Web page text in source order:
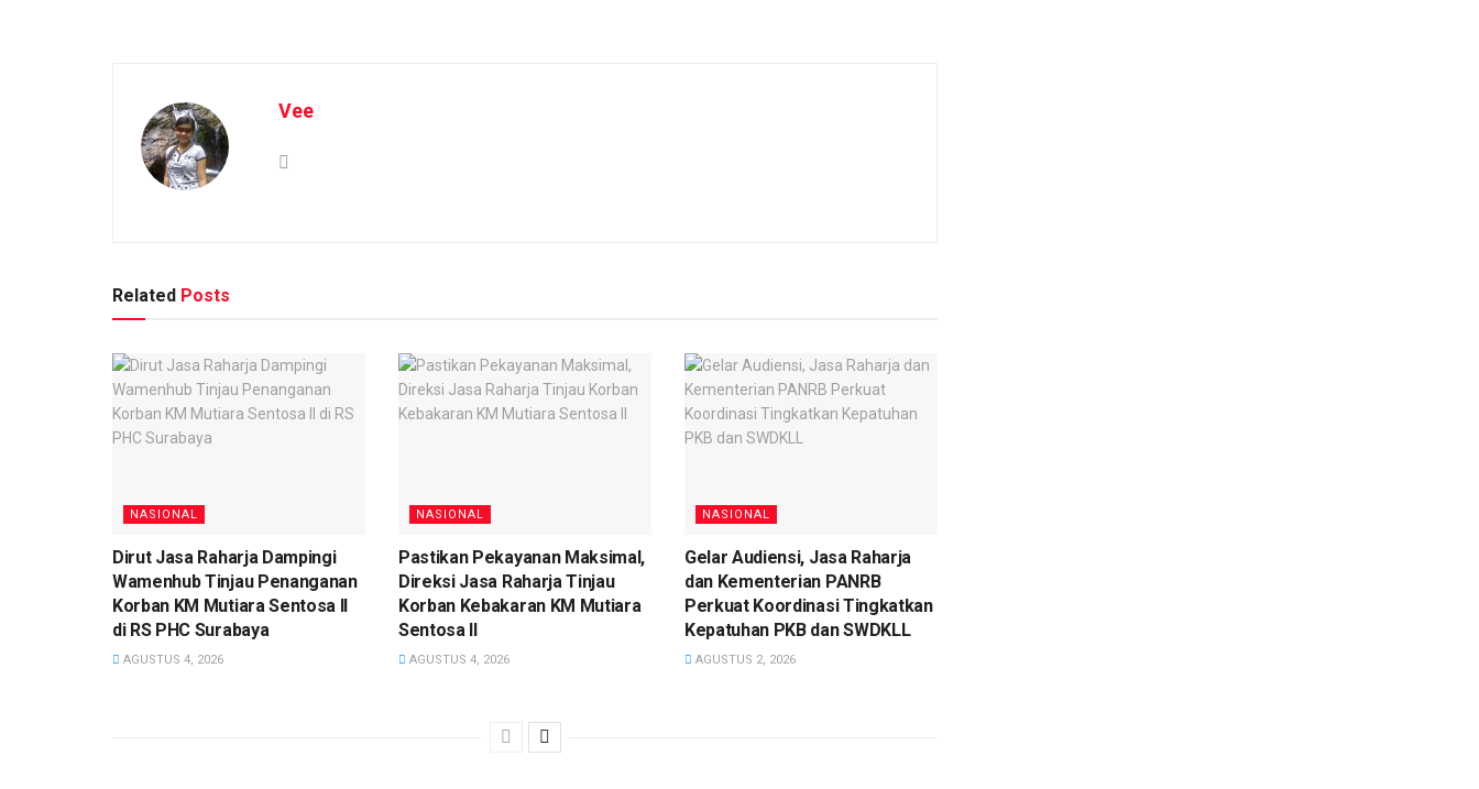
Vee
Related Posts
NASIONAL
Dirut Jasa Raharja Dampingi
Wamenhub Tinjau Penanganan
Korban KM Mutiara Sentosa II
di RS PHC Surabaya
AGUSTUS 4, 2026
NASIONAL
Pastikan Pekayanan Maksimal,
Direksi Jasa Raharja Tinjau
Korban Kebakaran KM Mutiara
Sentosa II
AGUSTUS 4, 2026
NASIONAL
Gelar Audiensi, Jasa Raharja
dan Kementerian PANRB
Perkuat Koordinasi Tingkatkan
Kepatuhan PKB dan SWDKLL
AGUSTUS 2, 2026